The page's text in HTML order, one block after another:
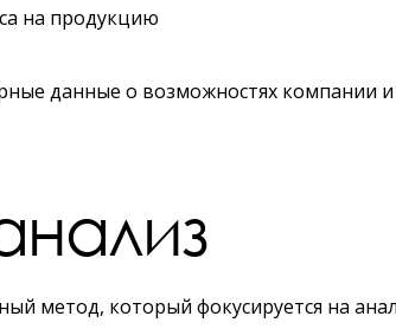
на продукцию
данные о возможностях компании
метод, который фокусируется на